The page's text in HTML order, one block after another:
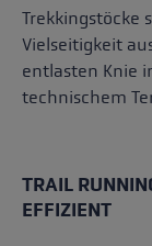
Trekkingstöcke
Vielseitigkeit
entlasten Knie
technischem
TRAIL
EFFIZIENT